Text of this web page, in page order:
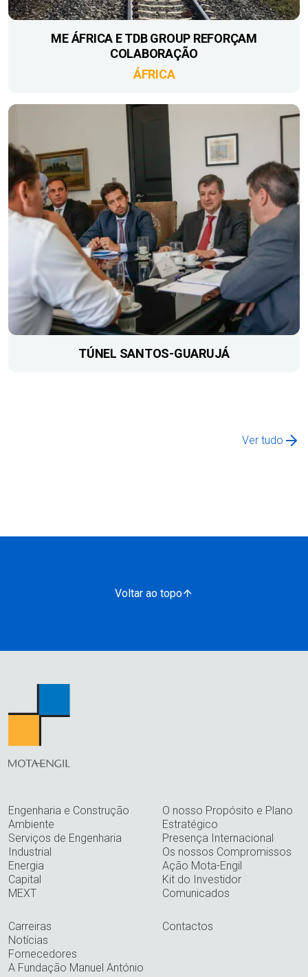
ME ÁFRICA E TDB GROUP REFORÇAM
COLABORAÇÃO
ÁFRICA
TÚNEL SANTOS-GUARUJÁ
Ver tudo
Voltar ao topo
Engenharia e Construção
Ambiente
Serviços de Engenharia
Industrial
Energia
Capital
MEXT
O nosso Propósito e Plano
Estratégico
Presença Internacional
Os nossos Compromissos
Ação Mota-Engil
Kit do Investidor
Comunicados
Carreiras
Notícias
Fornecedores
A Fundação Manuel António
Contactos